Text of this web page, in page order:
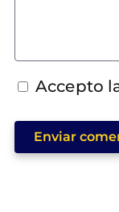
Accepto
Enviar